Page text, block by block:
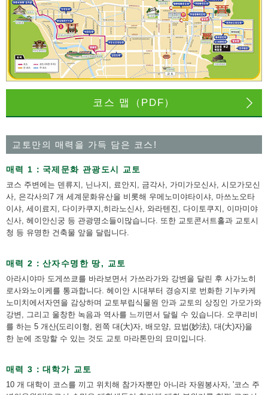
코스 맵（PDF）
교토만의 매력을 가득 담은 코스!
매력 1：국제문화 관광도시 교토
코스 주변에는 덴류지, 닌나지, 료안지, 금각사, 가미가모신사, 시모가모신
사, 은각사의7 개 세계문화유산을 비롯해 우메노미야타이샤, 마쓰노오타
이샤, 세이료지, 다이카쿠지,히라노신사, 와라텐진, 다이토쿠지, 이마미야
신사, 헤이안신궁 등 관광명소들이많습니다. 또한 교토콘서트홀과 교토시
청 등 유명한 건축물 앞을 달립니다.
매력 2：산자수명한 땅, 교토
아라시야마 도게쓰쿄를 바라보면서 가쓰라가와 강변을 달린 후 사가노히
로사와노이케를 통과합니다. 헤이안 시대부터 경승지로 번화한 기누카케
노미치에서자연을 감상하며 교토부립식물원 안과 교토의 상징인 가모가와
강변, 그리고 울창한 녹음과 역사를 느끼면서 달릴 수 있습니다. 오쿠리비
를 하는 5 개산(도리이형, 왼쪽 대(大)자, 배모양, 묘법(妙法), 대(大)자)을
한 눈에 조망할 수 있는 것도 교토 마라톤만의 묘미입니다.
매력 3：대학가 교토
10 개 대학이 코스를 끼고 위치해 참가자뿐만 아니라 자원봉사자, '코스 주